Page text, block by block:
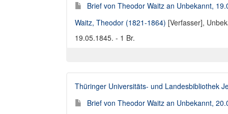
Brief von Theodor Waitz an Unbekannt,
Waitz, Theodor (1821-1864) [Verfasser],
19.05.1845. - 1 Br.
Thüringer Universitäts- und Landesbibliothek
Brief von Theodor Waitz an Unbekannt,